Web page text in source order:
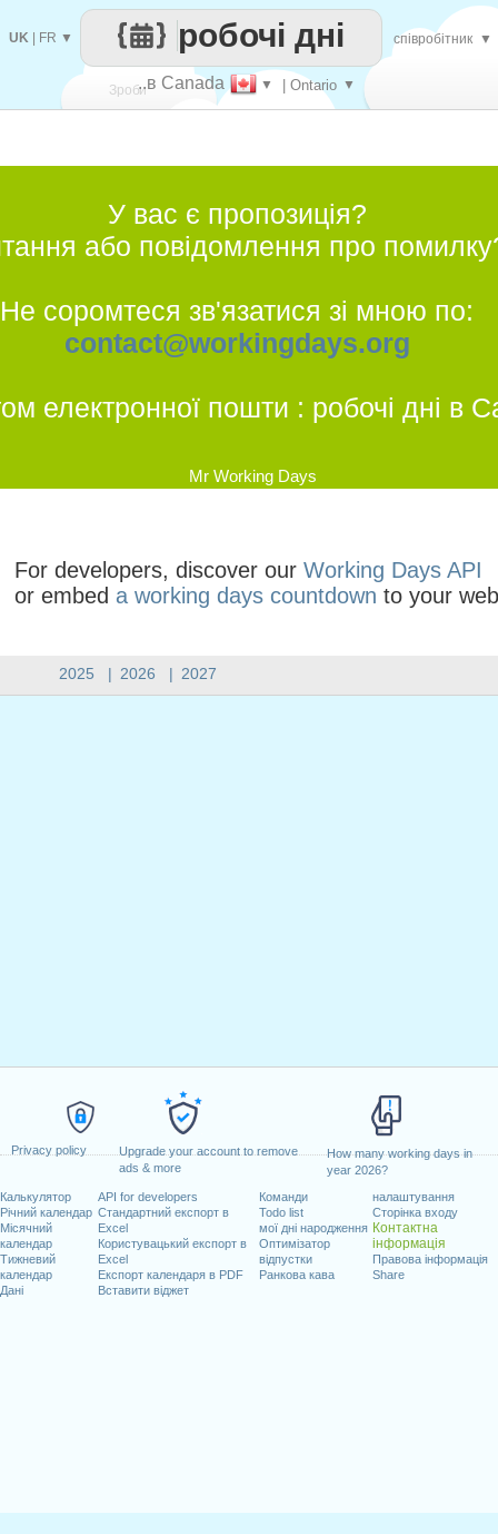
Privacy policy
Upgrade your account to remove
ads & more
How many working days in
year 2026?
Калькулятор
Річний календар
Місячний
календар
Тижневий
календар
Дані
API for developers
Стандартний експорт в
Excel
Користувацький експорт в
Excel
Експорт календаря в PDF
Вставити віджет
Команди
Todo list
мої дні народження
Оптимізатор
відпустки
Ранкова кава
налаштування
Сторінка входу
Контактна
інформація
Правова інформація
Share
Зроби
кожен
..в Canada ▼ | Ontario ▼
робочі дні
UK FR ▼ співробітник ▼
2025 | 2026 | 2027
У вас є пропозиція?
або повідомлення про
Не соромтеся зв'язатися зі мною по:
contact@workingdays.org
електронної пошти : робочі дні в
Mr Working Days
For developers, discover our Working Days API
or embed a working days countdown to your